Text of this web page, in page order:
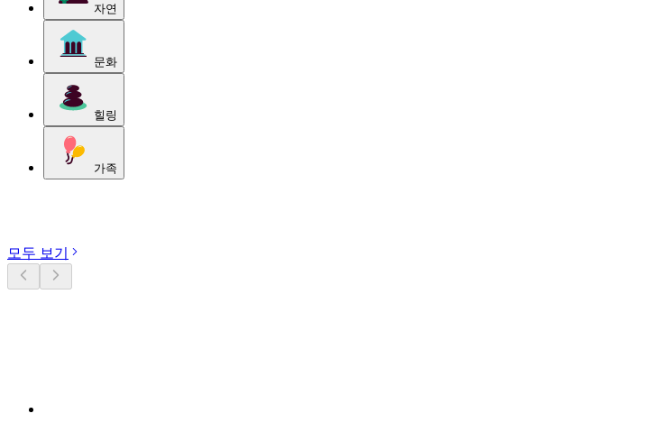
자연
문화
힐링
가족
모두 보기